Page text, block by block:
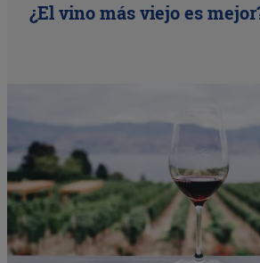
¿El vino más viejo es